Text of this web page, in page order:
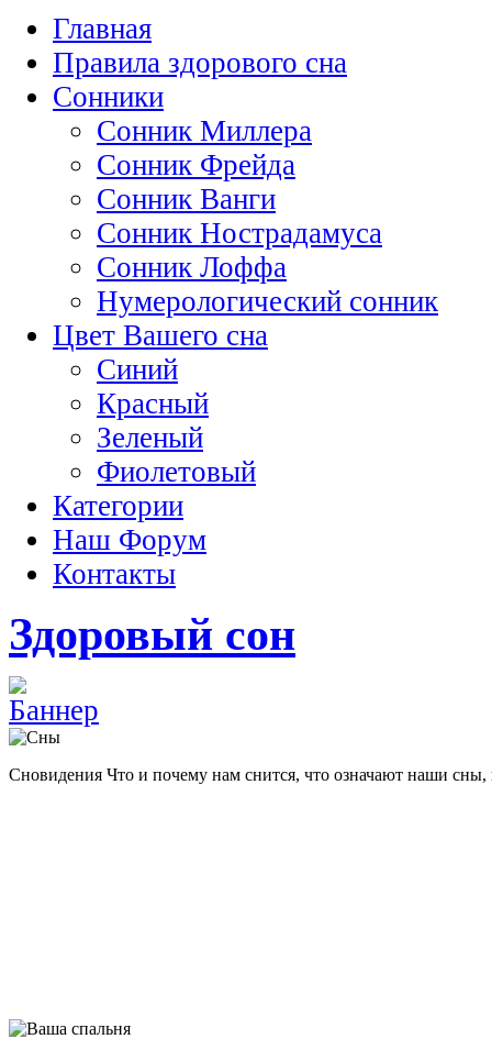
Главная
Правила здорового сна
Сонники
Сонник Миллера
Сонник Фрейда
Сонник Ванги
Сонник Нострадамуса
Сонник Лоффа
Нумерологический сонник
Цвет Вашего сна
Синий
Красный
Зеленый
Фиолетовый
Категории
Наш Форум
Контакты
Здоровый сон
Сновидения Что и почему нам снится, что означают наши